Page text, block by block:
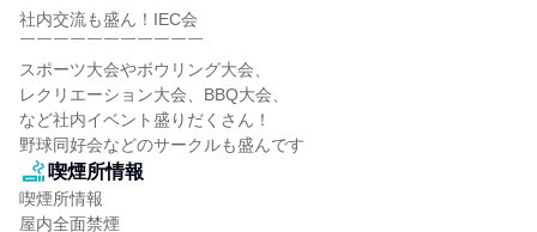
社内交流も盛ん！IEC会
￣￣￣￣￣￣￣￣￣￣￣
スポーツ大会やボウリング大会、
レクリエーション大会、BBQ大会、
など社内イベント盛りだくさん！
野球同好会などのサークルも盛んです
喫煙所情報
喫煙所情報
屋内全面禁煙